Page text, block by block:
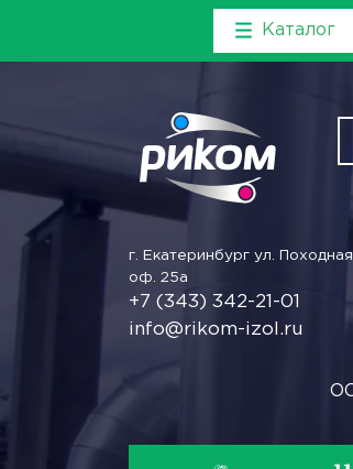
Каталог
г. Екатеринбург ул.
оф. 25а
+7 (343) 342-21-01
info@rikom-izol.ru